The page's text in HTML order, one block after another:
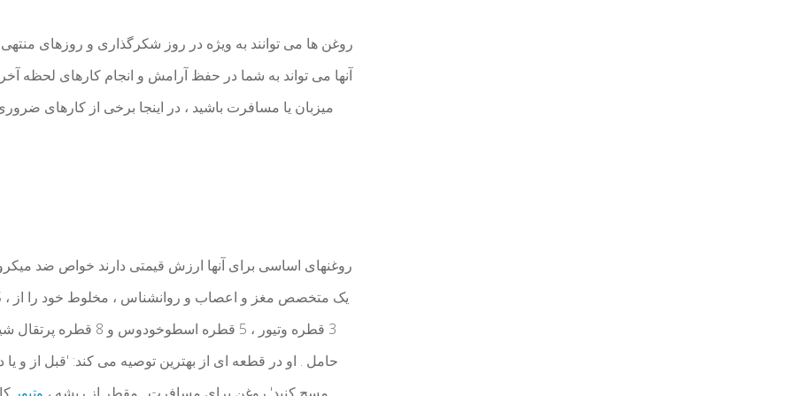
روغن ها می توانند به ویژه در روز شکرگذاری و روزهای
آنها می تواند به شما در حفظ آرامش و انجام کارهای لحظه
میزبان یا مسافرت باشید ، در اینجا برخی از کارهای
روغنهای اساسی برای آنها ارزش قیمتی دارند خواص ضد
حامل . او در قطعه ای از بهترین توصیه می کند: 'قبل از